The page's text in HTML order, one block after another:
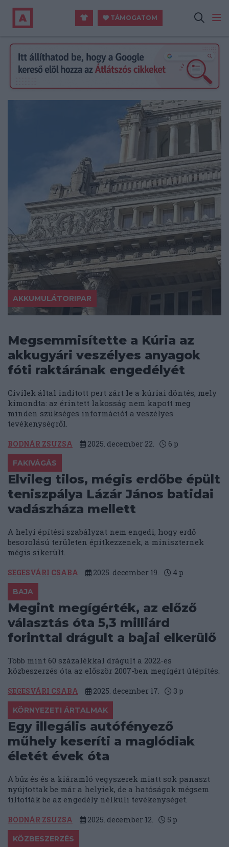
TÁMOGATOM
AKKUMULÁTORIPAR
Megsemmisítette a Kúria az
akkugyári veszélyes anyagok
fóti raktárának engedélyét
Civilek által indított pert zárt le a kúriai döntés, mely
kimondta: az érintett lakosság nem kapott meg
minden szükséges információt a veszélyes
tevékenységről.
BODNÁR ZSUZSA 2025. december 22. 6 p
FAKIVÁGÁS
Elvileg tilos, mégis erdőbe épült
teniszpálya Lázár János batidai
vadászháza mellett
A helyi építési szabályzat nem engedi, hogy erdő
besorolású területen építkezzenek, a miniszternek
mégis sikerült.
SEGESVÁRI CSABA 2025. december 19. 4 p
BAJA
Megint megígérték, az előző
választás óta 5,3 milliárd
forinttal drágult a bajai elkerülő
Több mint 60 százalékkal drágult a 2022-es
közbeszerzés óta az először 2007-ben megígért útépítés.
SEGESVÁRI CSABA 2025. december 17. 3 p
KÖRNYEZETI ÁRTALMAK
Egy illegális autófényező
műhely keseríti a maglódiak
életét évek óta
A bűz és és a kiáramló vegyszerek miatt sok panaszt
nyújtottak be már a helyiek, de a hatóságok mégsem
tiltották be az engedély nélküli tevékenységet.
BODNÁR ZSUZSA 2025. december 12. 5 p
KÖZBESZERZÉS